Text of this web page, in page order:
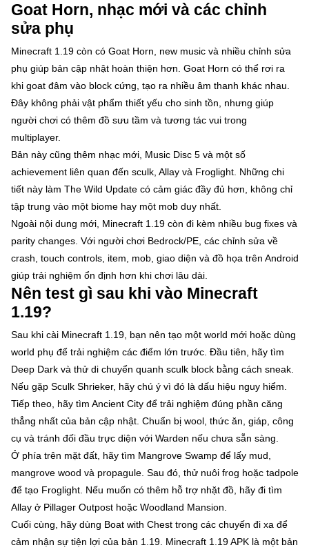
Goat Horn, nhạc mới và các chỉnh
sửa phụ
Minecraft 1.19 còn có Goat Horn, new music và nhiều chỉnh sửa
phụ giúp bản cập nhật hoàn thiện hơn. Goat Horn có thể rơi ra
khi goat đâm vào block cứng, tạo ra nhiều âm thanh khác nhau.
Đây không phải vật phẩm thiết yếu cho sinh tồn, nhưng giúp
người chơi có thêm đồ sưu tầm và tương tác vui trong
multiplayer.
Bản này cũng thêm nhạc mới, Music Disc 5 và một số
achievement liên quan đến sculk, Allay và Froglight. Những chi
tiết này làm The Wild Update có cảm giác đầy đủ hơn, không chỉ
tập trung vào một biome hay một mob duy nhất.
Ngoài nội dung mới, Minecraft 1.19 còn đi kèm nhiều bug fixes và
parity changes. Với người chơi Bedrock/PE, các chỉnh sửa về
crash, touch controls, item, mob, giao diện và đồ họa trên Android
giúp trải nghiệm ổn định hơn khi chơi lâu dài.
Nên test gì sau khi vào Minecraft
1.19?
Sau khi cài Minecraft 1.19, bạn nên tạo một world mới hoặc dùng
world phụ để trải nghiệm các điểm lớn trước. Đầu tiên, hãy tìm
Deep Dark và thử di chuyển quanh sculk block bằng cách sneak.
Nếu gặp Sculk Shrieker, hãy chú ý vì đó là dấu hiệu nguy hiểm.
Tiếp theo, hãy tìm Ancient City để trải nghiệm đúng phần căng
thẳng nhất của bản cập nhật. Chuẩn bị wool, thức ăn, giáp, công
cụ và tránh đối đầu trực diện với Warden nếu chưa sẵn sàng.
Ở phía trên mặt đất, hãy tìm Mangrove Swamp để lấy mud,
mangrove wood và propagule. Sau đó, thử nuôi frog hoặc tadpole
để tạo Froglight. Nếu muốn có thêm hỗ trợ nhặt đồ, hãy đi tìm
Allay ở Pillager Outpost hoặc Woodland Mansion.
Cuối cùng, hãy dùng Boat with Chest trong các chuyến đi xa để
cảm nhận sự tiện lợi của bản 1.19. Minecraft 1.19 APK là một bản